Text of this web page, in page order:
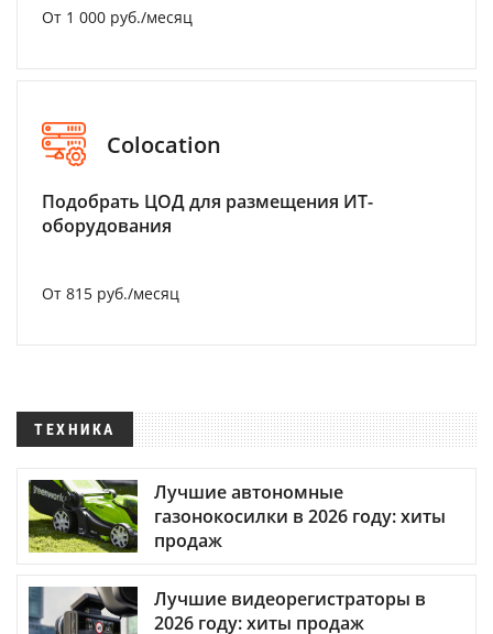
От 1 000 руб./месяц
Colocation
Подобрать ЦОД для размещения ИТ-
оборудования
От 815 руб./месяц
ТЕХНИКА
Лучшие автономные
газонокосилки в 2026 году: хиты
продаж
Лучшие видеорегистраторы в
2026 году: хиты продаж